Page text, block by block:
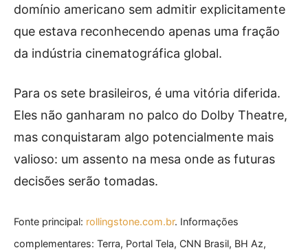
domínio americano sem admitir explicitamente
que estava reconhecendo apenas uma fração
da indústria cinematográfica global.
Para os sete brasileiros, é uma vitória diferida.
Eles não ganharam no palco do Dolby Theatre,
mas conquistaram algo potencialmente mais
valioso: um assento na mesa onde as futuras
decisões serão tomadas.
Fonte principal: rollingstone.com.br. Informações
complementares: Terra, Portal Tela, CNN Brasil, BH Az,